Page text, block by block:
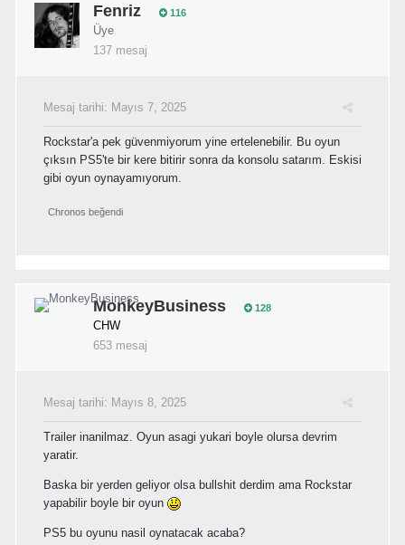
Fenriz 116
Üye
137 mesaj
Mesaj tarihi: Mayıs 7, 2025
Rockstar'a pek güvenmiyorum yine ertelenebilir. Bu oyun
çıksın PS5'te bir kere bitirir sonra da konsolu satarım. Eskisi
gibi oyun oynayamıyorum.
Chronos beğendi
MonkeyBusiness 128
CHW
653 mesaj
Mesaj tarihi: Mayıs 8, 2025
Trailer inanilmaz. Oyun asagi yukari boyle olursa devrim
yaratir.
Baska bir yerden geliyor olsa bullshit derdim ama Rockstar
yapabilir boyle bir oyun
PS5 bu oyunu nasil oynatacak acaba?